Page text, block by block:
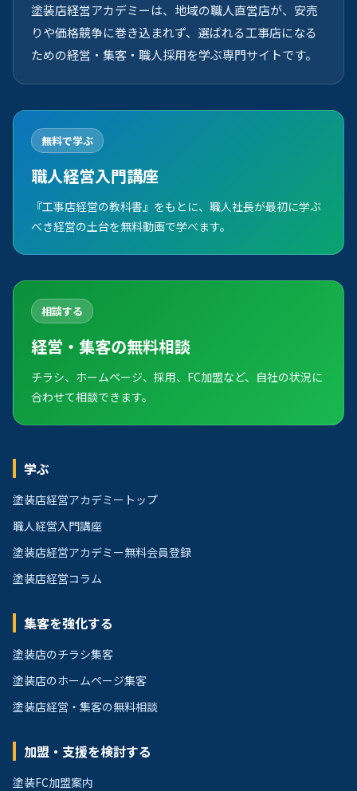
塗装店経営アカデミーは、地域の職人直営店が、安売
りや価格競争に巻き込まれず、選ばれる工事店になる
ための経営・集客・職人採用を学ぶ専門サイトです。
無料で学ぶ
職人経営入門講座
『工事店経営の教科書』をもとに、職人社長が最初に学ぶ
べき経営の土台を無料動画で学べます。
相談する
経営・集客の無料相談
チラシ、ホームページ、採用、FC加盟など、自社の状況に
合わせて相談できます。
学ぶ
塗装店経営アカデミートップ
職人経営入門講座
塗装店経営アカデミー無料会員登録
塗装店経営コラム
集客を強化する
塗装店のチラシ集客
塗装店のホームページ集客
塗装店経営・集客の無料相談
加盟・支援を検討する
塗装FC加盟案内